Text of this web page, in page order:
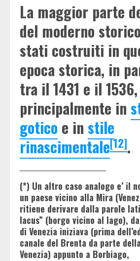
La maggior parte
del moderno
stati costruiti in
epoca storica, in
tra il 1431 e il 1536,
principalmente in
gotico e in stile
rinascimentale[12].
(*) Un altro caso analogo e’ il
un paese vicino alla Mira
ritiene derivare dalla parole
lacus” (borgo vicino al lago),
di Venezia iniziava (prima
canale del Brenta da parte
Venezia) appunto a Borbiago,